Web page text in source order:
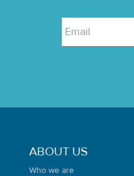
Email
ABOUT US
Who we are